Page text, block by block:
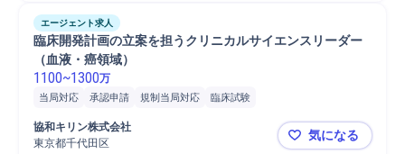
エージェント求人
臨床開発計画の立案を担うクリニカルサイエンスリーダー
（血液・癌領域）
1100~1300万
当局対応 承認申請 規制当局対応 臨床試験
協和キリン株式会社
東京都千代田区
臨床開発計
気になる